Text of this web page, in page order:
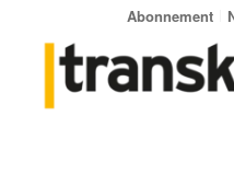
Abonnement